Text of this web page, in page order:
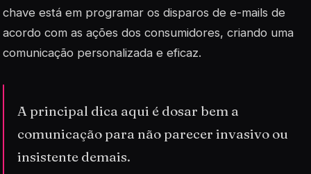
chave está em programar os disparos de e-mails de
acordo com as ações dos consumidores, criando uma
comunicação personalizada e eficaz.
A principal dica aqui é dosar bem a
comunicação para não parecer invasivo ou
insistente demais.